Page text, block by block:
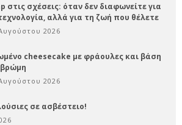
στις σχέσεις: όταν δεν διαφωνείτε για
αλλά για τη ζωή που θέλετε
2026
cheesecake με φράουλες και βάση
2026
σε ασβέστειο!